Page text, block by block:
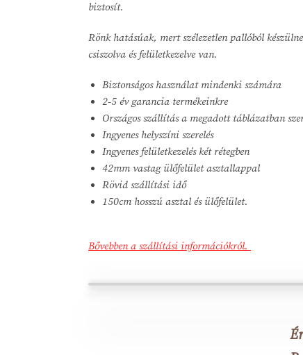
biztosít.
Rönk hatásúak, mert szélezetlen pallóból
csiszolva és felületkezelve van.
Biztonságos használat mindenki számára
2-5 év garancia termékeinkre
Országos szállítás a megadott táblázatban
Ingyenes helyszíni szerelés
Ingyenes felületkezelés két rétegben
42mm vastag ülőfelület asztallappal
Rövid szállítási idő
150cm hosszú asztal és ülőfelület.
Bővebben a szállítási információkról.